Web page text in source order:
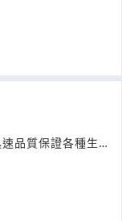
品質保證各種生產